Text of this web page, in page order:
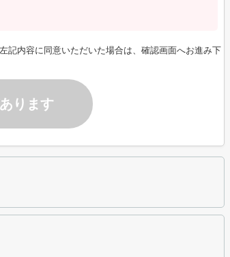
記内容に同意いただいた場合は、確認画面へお進み下
ります